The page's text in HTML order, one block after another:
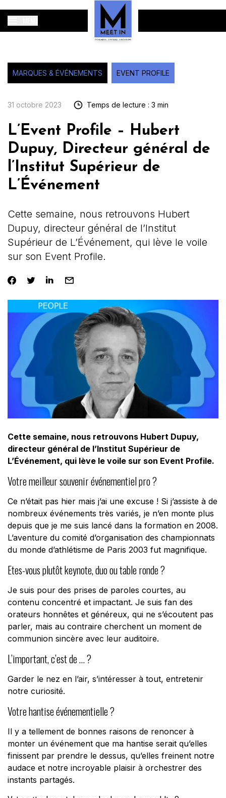
MARQUES & ÉVÉNEMENTS EVENT PROFILE
31 octobre 2023 Temps de lecture : 3 min
L’Event Profile – Hubert
Dupuy, Directeur général de
l’Institut Supérieur de
L’Événement
Cette semaine, nous retrouvons Hubert
Dupuy, directeur général de l’Institut
Supérieur de L’Événement, qui lève le voile
sur son Event Profile.
Cette semaine, nous retrouvons Hubert Dupuy,
directeur général de l’Institut Supérieur de
L’Événement, qui lève le voile sur son Event Profile.
Votre meilleur souvenir événementiel pro ?
Ce n’était pas hier mais j’ai une excuse ! Si j’assiste à de
nombreux événements très variés, je n’en monte plus
depuis que je me suis lancé dans la formation en 2008.
L’aventure du comité d’organisation des championnats
du monde d’athlétisme de Paris 2003 fut magnifique.
Etes-vous plutôt keynote, duo ou table ronde ?
Je suis pour des prises de paroles courtes, au
contenu concentré et impactant. Je suis fan des
orateurs honnêtes et généreux, qui ne s’écoutent pas
parler, mais au contraire cherchent un moment de
communion sincère avec leur auditoire.
L’important, c’est de … ?
Garder le nez en l’air, s’intéresser à tout, entretenir
notre curiosité.
Votre hantise événementielle ?
Il y a tellement de bonnes raisons de renoncer à
monter un événement que ma hantise serait qu’elles
finissent par prendre le dessus, qu’elles freinent notre
audace et notre incroyable plaisir à orchestrer des
instants partagés.